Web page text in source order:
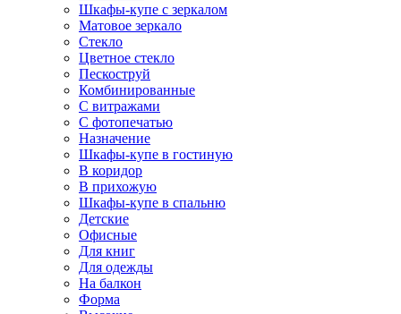
Шкафы-купе с зеркалом
Матовое зеркало
Стекло
Цветное стекло
Пескоструй
Комбинированные
С витражами
С фотопечатью
Назначение
Шкафы-купе в гостиную
В коридор
В прихожую
Шкафы-купе в спальню
Детские
Офисные
Для книг
Для одежды
На балкон
Форма